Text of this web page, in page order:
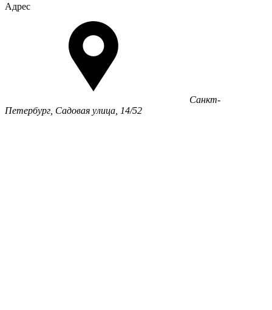
Адрес
Санкт-
Петербург, Садовая улица, 14/52